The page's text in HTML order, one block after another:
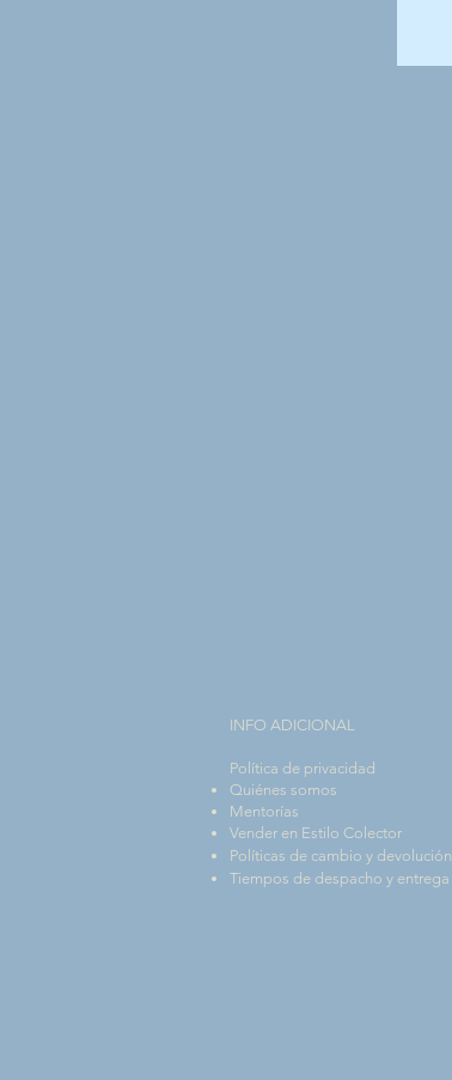
INFO ADICIONAL​
Política de privacidad
Quiénes somos
Mentorías
Vender en Estilo Colector
Políticas de cambio y devolución
Tiempos de despacho y entrega